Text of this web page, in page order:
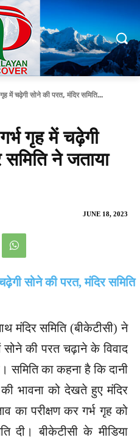
में चढ़ेगी सोने की परत, मंदिर समिति...
गृह में चढ़ेगी
ने जताया
JUNE 18, 2023
मंदिर समिति (बीकेटीसी) ने
सोने की परत चढ़ाने के विवाद
समिति का कहना है कि दानी
भावना को देखते हुए मंदिर
का परीक्षण कर गर्भ गृह को
दी। बीकेटीसी के मीडिया